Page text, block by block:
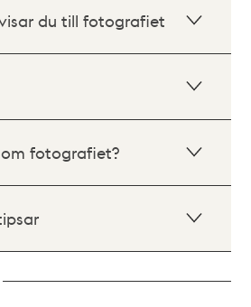
du till fotografiet
fotografiet?